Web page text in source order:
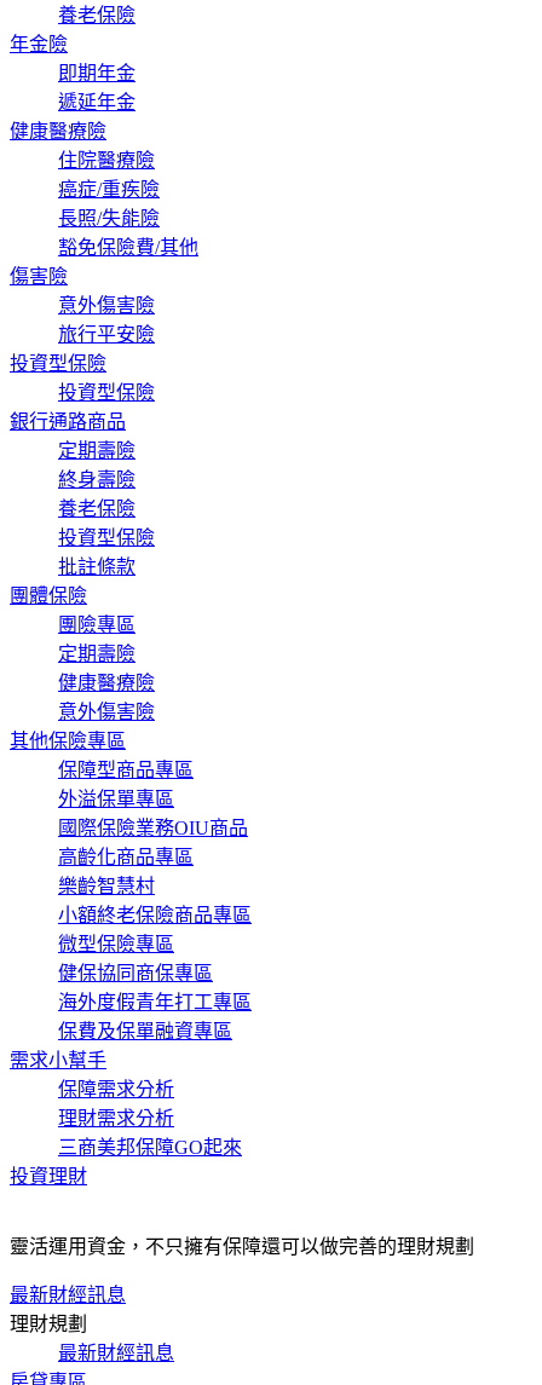
養老保險
年金險
即期年金
遞延年金
健康醫療險
住院醫療險
癌症/重疾險
長照/失能險
豁免保險費/其他
傷害險
意外傷害險
旅行平安險
投資型保險
投資型保險
銀行通路商品
定期壽險
終身壽險
養老保險
投資型保險
批註條款
團體保險
團險專區
定期壽險
健康醫療險
意外傷害險
其他保險專區
保障型商品專區
外溢保單專區
國際保險業務OIU商品
高齡化商品專區
樂齡智慧村
小額終老保險商品專區
微型保險專區
健保協同商保專區
海外度假青年打工專區
保費及保單融資專區
需求小幫手
保障需求分析
理財需求分析
三商美邦保障GO起來
投資理財
靈活運用資金，不只擁有保障還可以做完善的理財規劃
最新財經訊息
理財規劃
最新財經訊息